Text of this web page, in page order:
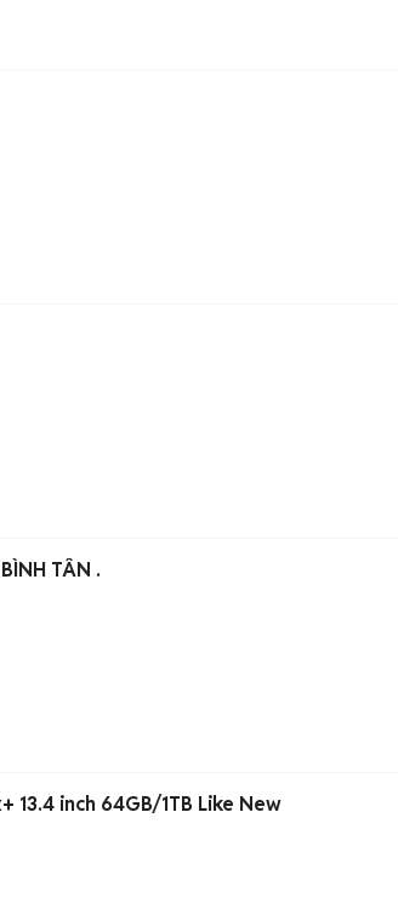
TÂN .
13.4 inch 64GB/1TB Like New